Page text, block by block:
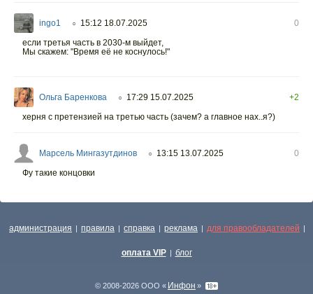
ingo1 ○ 15:12 18.07.2025
0
если третья часть в 2030-м выйдет,
Мы скажем: "Время её не коснулось!"
Ольга Баренкова ○ 17:29 15.07.2025
+2
херня с претензией на третью часть (зачем? а главное нах..я?)
Марсель Мингазутдинов ○ 13:15 13.07.2025
0
Фу такие концовки
администрация | правила | справка | реклама | для правообладателей |
оплата VIP | блог
© 2008-2026 ООО « Инфон »